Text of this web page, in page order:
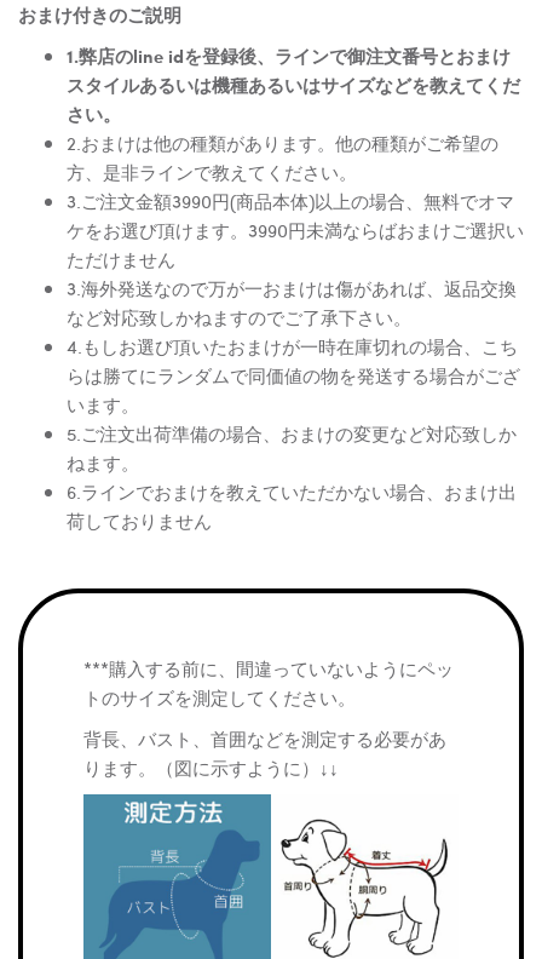
おまけ付きのご説明
1.弊店のline idを登録後、ラインで御注文番号とおまけ
スタイルあるいは機種あるいはサイズなどを教えてくだ
さい。
2.おまけは他の種類があります。他の種類がご希望の
方、是非ラインで教えてください。
3.ご注文金額3990円(商品本体)以上の場合、無料でオマ
ケをお選び頂けます。3990円未満ならばおまけご選択い
ただけません
3.海外発送なので万が一おまけは傷があれば、返品交換
など対応致しかねますのでご了承下さい。
4.もしお選び頂いたおまけが一時在庫切れの場合、こち
らは勝てにランダムで同価値の物を発送する場合がござ
います。
5.ご注文出荷準備の場合、おまけの変更など対応致しか
ねます。
6.ラインでおまけを教えていただかない場合、おまけ出
荷しておりません
***購入する前に、間違っていないようにペッ
トのサイズを測定してください。
背長、バスト、首囲などを測定する必要があ
ります。（図に示すように）↓↓